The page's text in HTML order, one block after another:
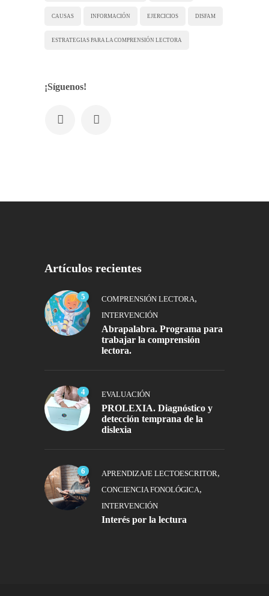
CAUSAS INFORMACIÓN EJERCICIOS DISFAM
ESTRATEGIAS PARA LA COMPRENSIÓN LECTORA
¡Síguenos!
Artículos recientes
5 COMPRENSIÓN LECTORA,
INTERVENCIÓN
Abrapalabra. Programa para
trabajar la comprensión
lectora.
4 EVALUACIÓN
PROLEXIA. Diagnóstico y
detección temprana de la
dislexia
6 APRENDIZAJE LECTOESCRITOR,
CONCIENCIA FONOLÓGICA,
INTERVENCIÓN
Interés por la lectura